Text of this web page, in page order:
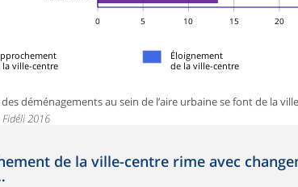
0 5 10 15 20
la ville-centre
Éloignement
de la ville-centre
des déménagements au sein de l’aire urbaine se font de la
Fidéli 2016
de la ville-centre rime avec